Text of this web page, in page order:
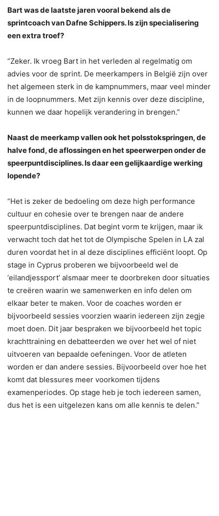
Bart was de laatste jaren vooral bekend als de
sprintcoach van Dafne Schippers. Is zijn specialisering
een extra troef?
“Zeker. Ik vroeg Bart in het verleden al regelmatig om
advies voor de sprint. De meerkampers in België zijn over
het algemeen sterk in de kampnummers, maar veel minder
in de loopnummers. Met zijn kennis over deze discipline,
kunnen we daar hopelijk verandering in brengen.”
Naast de meerkamp vallen ook het polsstokspringen, de
halve fond, de aflossingen en het speerwerpen onder de
speerpuntdisciplines. Is daar een gelijkaardige werking
lopende?
“Het is zeker de bedoeling om deze high performance
cultuur en cohesie over te brengen naar de andere
speerpuntdisciplines. Dat begint vorm te krijgen, maar ik
verwacht toch dat het tot de Olympische Spelen in LA zal
duren voordat het in al deze disciplines efficiënt loopt. Op
stage in Cyprus proberen we bijvoorbeeld wel de
‘eilandjessport’ alsmaar meer te doorbreken door situaties
te creëren waarin we samenwerken en info delen om
elkaar beter te maken. Voor de coaches worden er
bijvoorbeeld sessies voorzien waarin iedereen zijn zegje
moet doen. Dit jaar bespraken we bijvoorbeeld het topic
krachttraining en debatteerden we over het wel of niet
uitvoeren van bepaalde oefeningen. Voor de atleten
worden er dan andere sessies. Bijvoorbeeld over hoe het
komt dat blessures meer voorkomen tijdens
examenperiodes. Op stage heb je toch iedereen samen,
dus het is een uitgelezen kans om alle kennis te delen.”